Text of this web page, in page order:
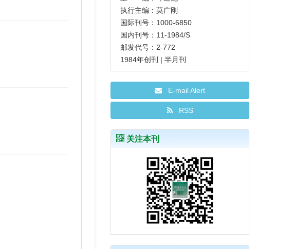
执行主编：莫广刚
国际刊号：1000-6850
国内刊号：11-1984/S
邮发代号：2-772
1984年创刊 | 半月刊
E-mail Alert
RSS
关注本刊